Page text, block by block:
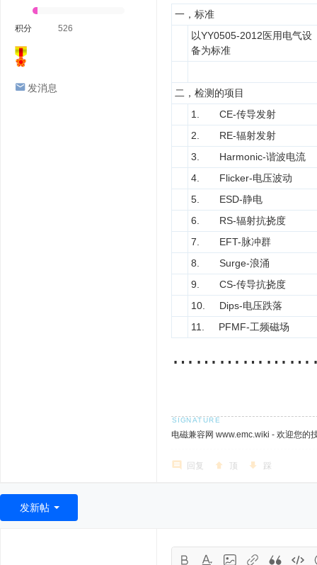
积分 526
发消息
一，标准
以YY0505-2012医用电气设
备为标准
二，检测的项目
1. CE-传导发射
2. RE-辐射发射
3. Harmonic-谐波电流
4. Flicker-电压波动
5. ESD-静电
6. RS-辐射抗挠度
7. EFT-脉冲群
8. Surge-浪涌
9. CS-传导抗挠度
10. Dips-电压跌落
11. PFMF-工频磁场
电磁兼容网 www.emc.wiki - 欢迎您的
回复 顶 踩
发新帖